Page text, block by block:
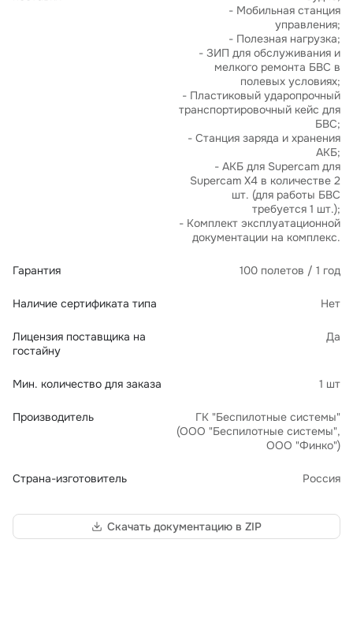
- Мобильная станция
управления;
- Полезная нагрузка;
- ЗИП для обслуживания и
мелкого ремонта БВС в
полевых условиях;
- Пластиковый ударопрочный
транспортировочный кейс для
БВС;
- Станция заряда и хранения
АКБ;
- АКБ для Supercam для
Supercam X4 в количестве 2
шт. (для работы БВС
требуется 1 шт.);
- Комплект эксплуатационной
документации на комплекс.
Гарантия 100 полетов / 1 год
Наличие сертификата типа Нет
Лицензия поставщика на
гостайну
Да
Мин. количество для заказа 1 шт
Производитель
ГК "Беспилотные системы"
(ООО "Беспилотные системы",
ООО "Финко")
Страна-изготовитель Россия
Скачать документацию в ZIP